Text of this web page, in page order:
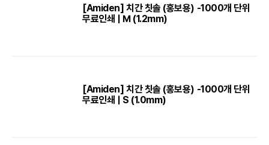
[Amiden] 치간 칫솔 (홍보용) -1000개 단위
무료인쇄 | M (1.2mm)
[Amiden] 치간 칫솔 (홍보용) -1000개 단위
무료인쇄 | S (1.0mm)